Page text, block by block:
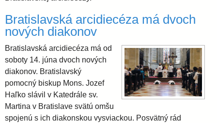
l
a
v
s
k
Bratislavská arcidiecéza má dvoch
nových diakonov
Bratislavská arcidiecéza má od
soboty 14. júna dvoch nových
diakonov. Bratislavský
pomocný biskup Mons. Jozef
Haľko slávil v Katedrále sv.
Martina v Bratislave svätú omšu
spojenú s ich diakonskou vysviackou. Posvätný rád